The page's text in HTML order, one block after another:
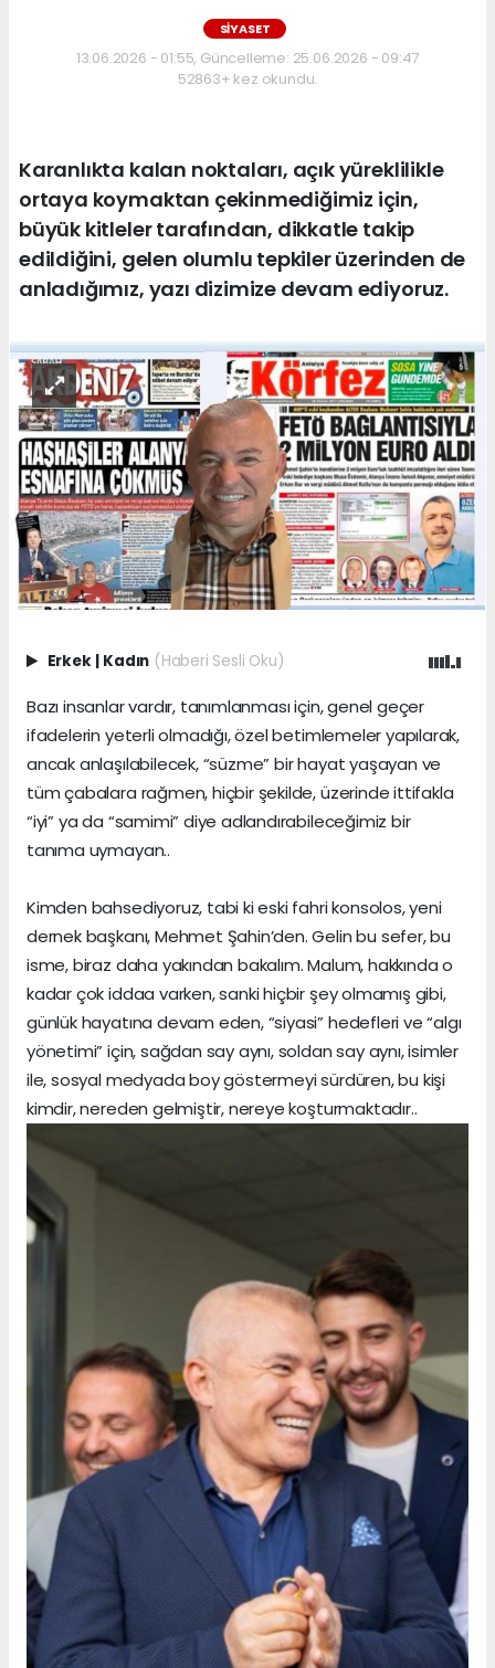
SİYASET
13.06.2026 - 01:55, Güncelleme: 25.06.2026 - 09:47
52863+ kez okundu.
Karanlıkta kalan noktaları, açık yüreklilikle
ortaya koymaktan çekinmediğimiz için,
büyük kitleler tarafından, dikkatle takip
edildiğini, gelen olumlu tepkiler üzerinden de
anladığımız, yazı dizimize devam ediyoruz.
Erkek Kadın (Haberi Sesli Oku)
Bazı insanlar vardır, tanımlanması için, genel geçer
ifadelerin yeterli olmadığı, özel betimlemeler yapılarak,
ancak anlaşılabilecek, “süzme” bir hayat yaşayan ve
tüm çabalara rağmen, hiçbir şekilde, üzerinde ittifakla
“iyi” ya da “samimi” diye adlandırabileceğimiz bir
tanıma uymayan..
Kimden bahsediyoruz, tabi ki eski fahri konsolos, yeni
dernek başkanı, Mehmet Şahin’den. Gelin bu sefer, bu
isme, biraz daha yakından bakalım. Malum, hakkında o
kadar çok iddaa varken, sanki hiçbir şey olmamış gibi,
günlük hayatına devam eden, “siyasi” hedefleri ve “algı
yönetimi” için, sağdan say aynı, soldan say aynı, isimler
ile, sosyal medyada boy göstermeyi sürdüren, bu kişi
kimdir, nereden gelmiştir, nereye koşturmaktadır..